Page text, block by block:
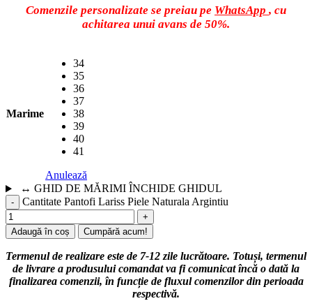
Comenzile personalizate se preiau pe WhatsApp , cu
achitarea unui avans de 50%.
Marime
34
35
36
37
38
39
40
41
Anulează
↔ GHID DE MĂRIMI ÎNCHIDE GHIDUL
Cantitate Pantofi Lariss Piele Naturala Argintiu
Adaugă în coș Cumpără acum!
Termenul de realizare este de 7-12 zile lucrătoare. Totuși, termenul
de livrare a produsului comandat va fi comunicat încă o dată la
finalizarea comenzii, în funcție de fluxul comenzilor din perioada
respectivă.